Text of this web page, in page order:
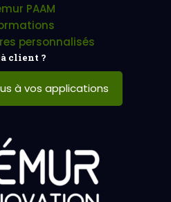
PAAM
personnalisés
client ?
à vos applications